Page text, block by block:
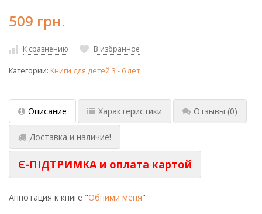
509 грн.
К сравнению В избранное
Категории: Книги для детей 3 - 6 лет
Описание Характеристики Отзывы (0)
Доставка и наличие!
Є-ПІДТРИМКА и оплата картой
Аннотация к книге "Обними меня"